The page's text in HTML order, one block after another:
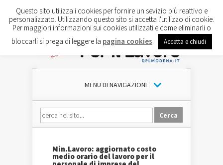
MENU DI NAVIGAZIONE
Min.Lavoro: aggiornato costo
medio orario del lavoro per il
Questo sito utilizza i cookies per fornire un sevizio più reattivo e
personalizzato. Utilizzando questo sito si accetta l'utilizzo di cookie.
Per maggiori informazioni sui cookies utilizzati e come eliminarli o
bloccarli si prega di leggere la pagina cookies Accetta e chiudi